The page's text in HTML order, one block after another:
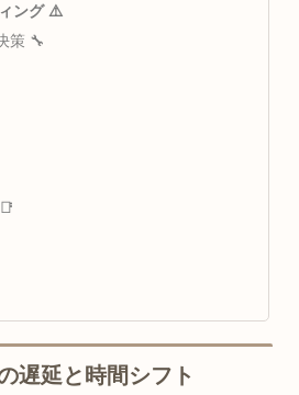
ング ⚠️
策 🔧
遅延と時間シフト